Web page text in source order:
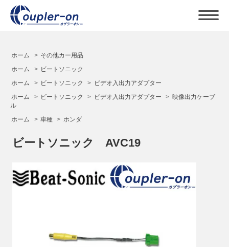
ホーム > その他カー用品
ホーム
> ビートソニック
ホーム
> ビートソニック > ビデオ入出力アダプター
ホーム
> ビートソニック > ビデオ入出力アダプター > 映像出力ケーブ
ル
ホーム
> 車種 > ホンダ
ビートソニック AVC19